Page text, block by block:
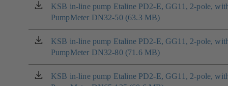
nové
záložce)
KSB in-line pump Etaline PD2-E, GG11, 2-pole,
PumpMeter DN32-50 (63.3 MB)
(otevírá
se
v
nové
záložce)
KSB in-line pump Etaline PD2-E, GG11, 2-pole,
PumpMeter DN32-80 (71.6 MB)
(otevírá
se
v
nové
KSB in-line pump Etaline PD2-E, GG11, 2-pole,
(otevírá